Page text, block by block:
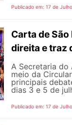
Publicado em: 17 de
Carta de
direita e traz
A Secretaria do
meio da
principais
dias 3 e 5 de
Publicado em: 17 de